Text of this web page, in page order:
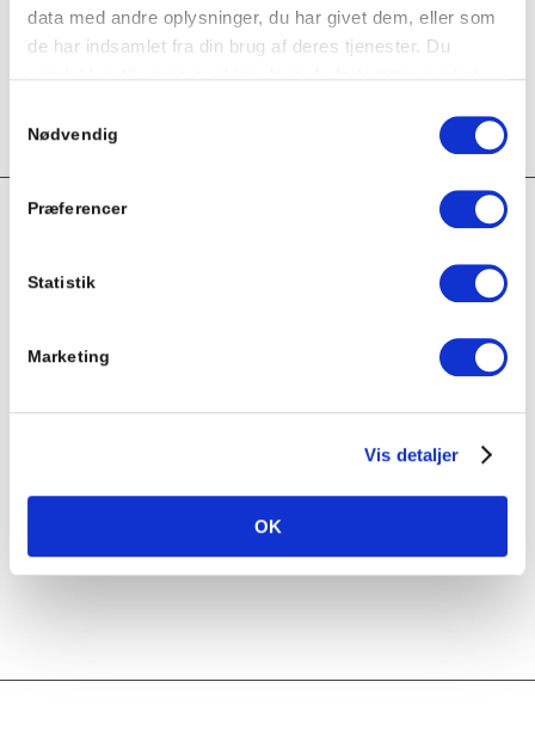
data med andre oplysninger, du har givet dem, eller som
de har indsamlet fra din brug af deres tjenester. Du
Nødvendig
Præferencer
Statistik
Marketing
Vis detaljer
OK
Claus Madsen
og lad os tage en snak om alle fordelene ved